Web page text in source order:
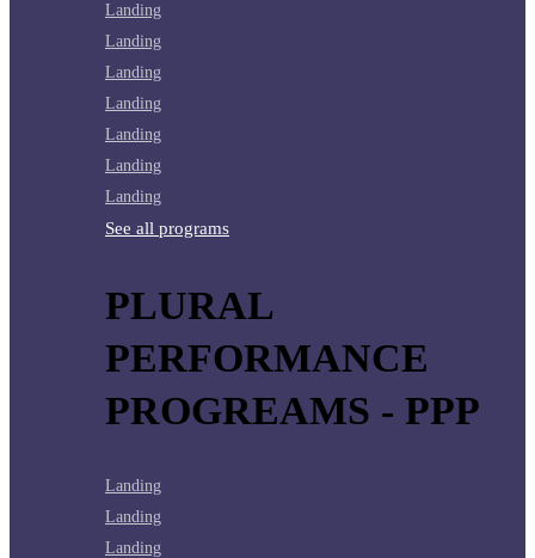
Landing
Landing
Landing
Landing
Landing
Landing
Landing
See all programs
PLURAL
PERFORMANCE
PROGREAMS - PPP
Landing
Landing
Landing